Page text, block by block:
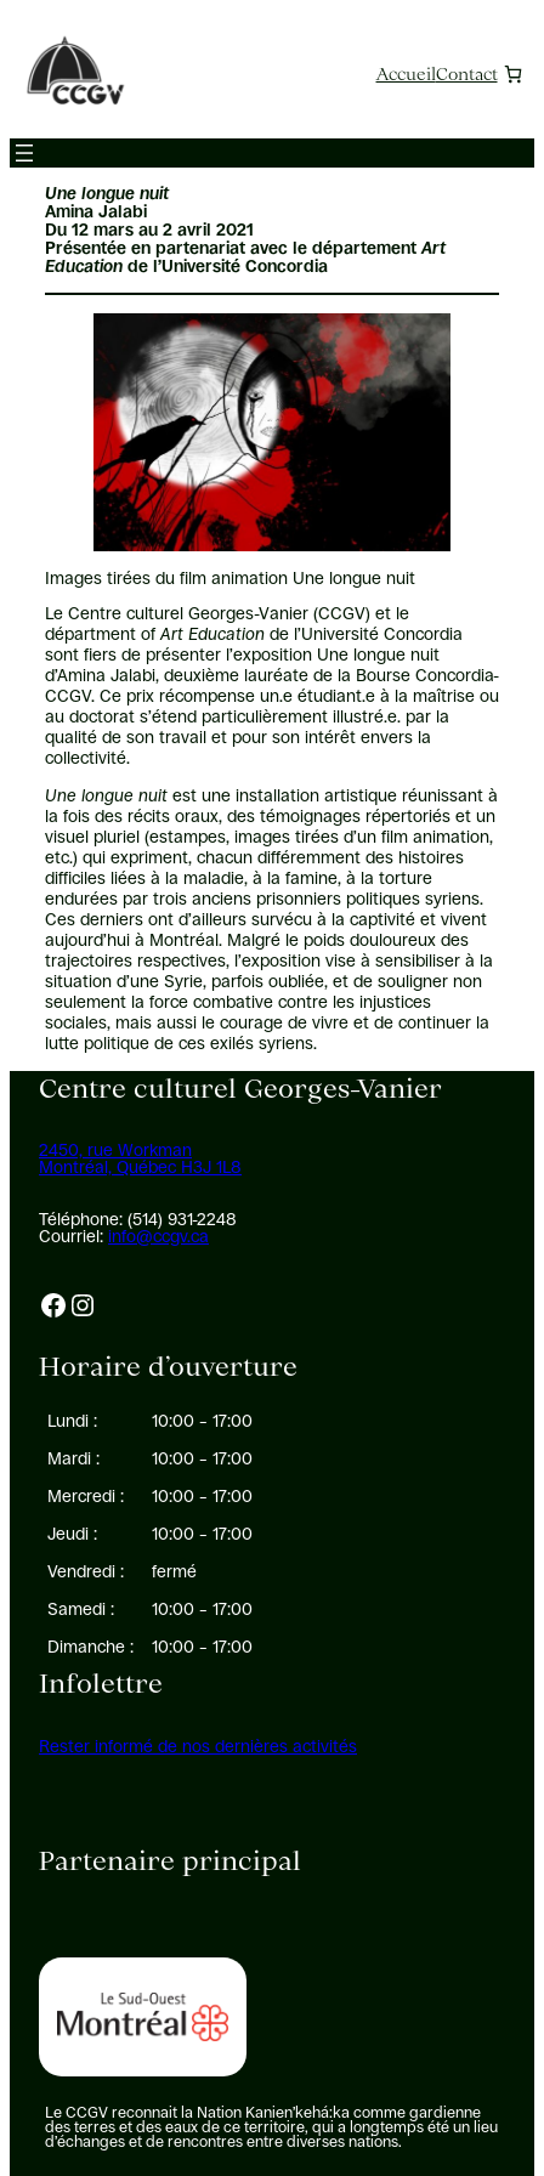
contenu
AccueilContact
Une longue nuit
Amina Jalabi
Du 12 mars au 2 avril 2021
Présentée en partenariat avec le département Art
Educationde l’Université Concordia
Images tirées du film animation Une longue nuit
Le Centre culturel Georges-Vanier (CCGV) et le
départment ofArt Educationde l’Université Concordia
sont fiers de présenter l’exposition Une longue nuit
d’Amina Jalabi, deuxième lauréate de la Bourse Concordia-
CCGV. Ce prix récompense un.e étudiant.e à la maîtrise ou
au doctorat s’étend particulièrement illustré.e. par la
qualité de son travail et pour son intérêt envers la
collectivité.
Une longue nuitest une installation artistique réunissant à
la fois des récits oraux, des témoignages répertoriés et un
visuel pluriel (estampes, images tirées d’un film animation,
etc.) qui expriment, chacun différemment des histoires
difficiles liées à la maladie, à la famine, à la torture
endurées par trois anciens prisonniers politiques syriens.
Ces derniers ont d’ailleurs survécu à la captivité et vivent
aujourd’hui à Montréal. Malgré le poids douloureux des
trajectoires respectives, l’exposition vise à sensibiliser à la
situation d’une Syrie, parfois oubliée, et de souligner non
seulement la force combative contre les injustices
sociales, mais aussi le courage de vivre et de continuer la
lutte politique de ces exilés syriens.
Centre culturel Georges-Vanier
2450, rue Workman
Montréal, Québec H3J 1L8
Téléphone: (514) 931-2248
Courriel: info@ccgv.ca
Facebook Instagram
Horaire d’ouverture
Lundi :
10:00 – 17:00
Mardi :
10:00 – 17:00
Mercredi :
10:00 – 17:00
Jeudi :
10:00 – 17:00
Vendredi :
fermé
Samedi :
10:00 – 17:00
Dimanche :
10:00 – 17:00
Infolettre
Rester informé de nos dernières activités
Partenaire principal
Le CCGV reconnait la Nation Kanien’kehá:ka comme gardienne
des terres et des eaux de ce territoire, qui a longtemps été un lieu
d’échanges et de rencontres entre diverses nations.